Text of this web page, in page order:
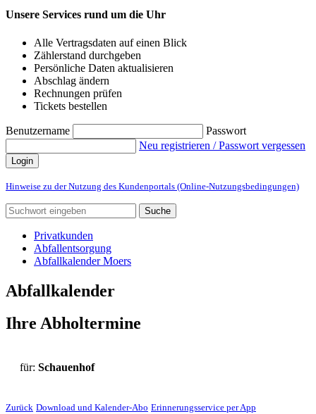
Unsere Services rund um die Uhr
Alle Vertragsdaten auf einen Blick
Zählerstand durchgeben
Persönliche Daten aktualisieren
Abschlag ändern
Rechnungen prüfen
Tickets bestellen
Benutzername
Passwort
Neu registrieren / Passwort vergessen
Login
Hinweise zu der Nutzung des Kundenportals (Online-Nutzungsbedingungen)
Suche
Privatkunden
Abfallentsorgung
Abfallkalender Moers
Abfallkalender
Ihre Abholtermine
für: Schauenhof
Zurück Download und Kalender-Abo Erinnerungsservice per App